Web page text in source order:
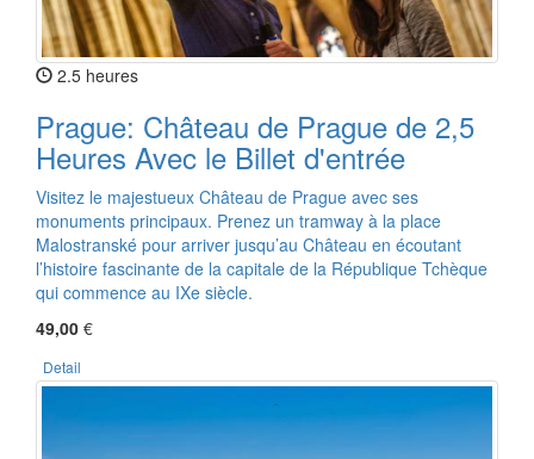
2.5 heures
Prague: Château de Prague de 2,5
Heures Avec le Billet d'entrée
Visitez le majestueux Château de Prague avec ses
monuments principaux. Prenez un tramway à la place
Malostranské pour arriver jusqu’au Château en écoutant
l’histoire fascinante de la capitale de la République Tchèque
qui commence au IXe siècle.
49,00 €
Detail